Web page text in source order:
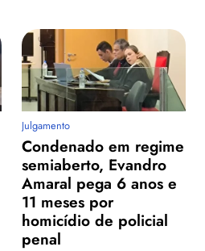
Julgamento
Condenado em regime
semiaberto, Evandro
Amaral pega 6 anos e
11 meses por
homicídio de policial
penal